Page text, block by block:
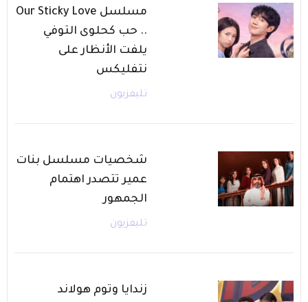
مسلسل Our Sticky Love
.. حب كحلوى التوفي
يلفت الأنظار على
نتفليكس
تليفزيون
شخصيات مسلسل بنات
عمير تتصدر اهتمام
الجمهور
تليفزيون
زندايا وتوم هولاند